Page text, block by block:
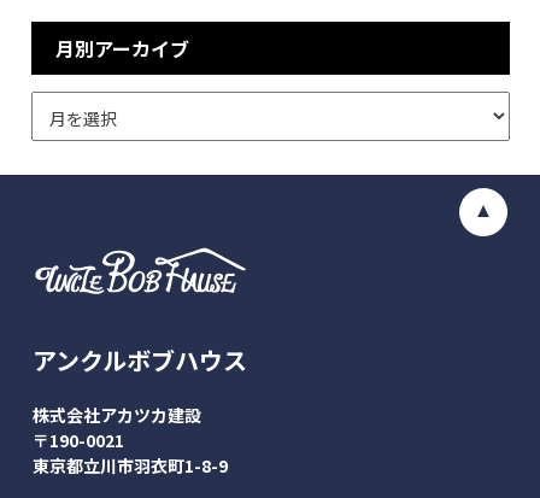
月別アーカイブ
アンクルボブハウス
株式会社アカツカ建設
〒190-0021
東京都立川市羽衣町1-8-9